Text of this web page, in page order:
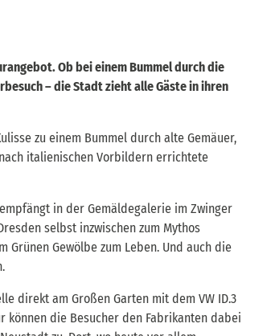
Ob bei einem Bummel durch die
– die Stadt zieht alle Gäste in ihren
zu einem Bummel durch alte Gemäuer,
italienischen Vorbildern errichtete
in der Gemäldegalerie im Zwinger
selbst inzwischen zum Mythos
Gewölbe zum Leben. Und auch die
direkt am Großen Garten mit dem VW ID.3
die Besucher den Fabrikanten dabei